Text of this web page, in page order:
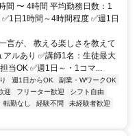
間 〜 4時間 平均勤務日数：1
日1時間～4時間程度 ✅週1日
言が、 教える楽しさを教えて
アルあり ✅講師1名：生徒最大
当OK ✅週1日～・1コマ...
週1日からOK
副業・WワークOK
迎 フリーター歓迎
シフト自由
転勤なし 経験不問
未経験者歓迎